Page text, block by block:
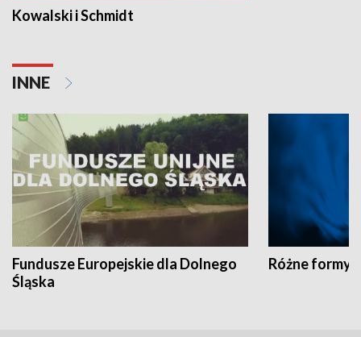
Kowalski i Schmidt
INNE
Fundusze Europejskie dla Dolnego
Śląska
Różne formy